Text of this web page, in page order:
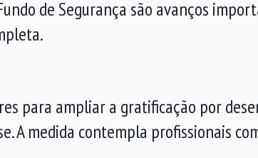
de Segurança são avanços
para ampliar a gratificação por
A medida contempla profissionais